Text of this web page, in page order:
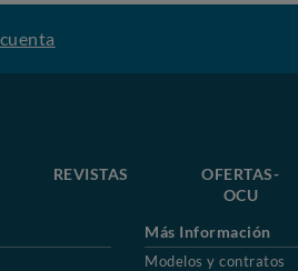
REVISTAS
OFERTAS-
OCU
Más Información
Modelos y contratos